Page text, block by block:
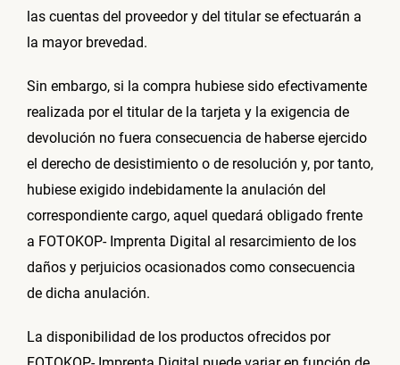
las cuentas del proveedor y del titular se efectuarán a
la mayor brevedad.
Sin embargo, si la compra hubiese sido efectivamente
realizada por el titular de la tarjeta y la exigencia de
devolución no fuera consecuencia de haberse ejercido
el derecho de desistimiento o de resolución y, por tanto,
hubiese exigido indebidamente la anulación del
correspondiente cargo, aquel quedará obligado frente
a FOTOKOP- Imprenta Digital al resarcimiento de los
daños y perjuicios ocasionados como consecuencia
de dicha anulación.
La disponibilidad de los productos ofrecidos por